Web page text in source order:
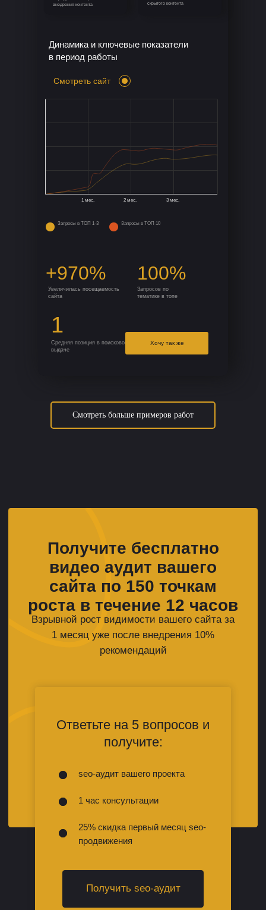
1
Средняя позиция в поисковой
выдаче
100%
Запросов по
тематике в топе
+970%
Увеличилась посещаемость
сайта
Динамика и ключевые показатели
в период работы
Запросы в ТОП 10
Запросы в ТОП 1-3
Смотреть сайт
Хочу так же
1 мес. 2 мес. 3 мес.
внедрения контента
скрытого контента
Смотреть больше примеров работ